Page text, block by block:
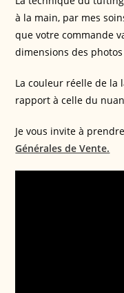
à la main, par mes
que votre commande
dimensions des
La couleur réelle de la
rapport à celle du
Je vous invite à
Générales de Vente.